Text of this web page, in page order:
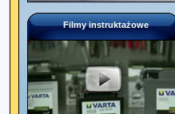
Filmy instruktażowe